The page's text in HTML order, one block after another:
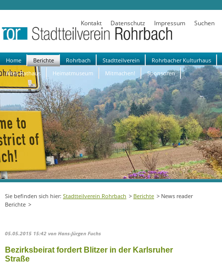
Kontakt Datenschutz Impressum Suchen
Navigation
überspringen
Home Berichte Rohrbach Stadtteilverein
Rohrbacher Kulturhaus
Altes Rathaus
Heimatmuseum Mitmachen! Sponsoren
Stadtteilverein Rohrbach Berichte
News reader
Berichte
05.05.2015 15:42 von Hans-Jürgen Fuchs
Bezirksbeirat fordert Blitzer in der Karlsruher
Straße